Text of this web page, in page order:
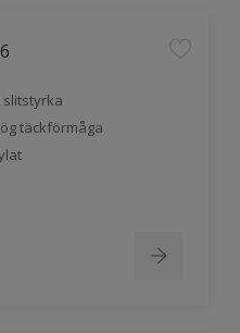
slitstyrka
täckförmåga